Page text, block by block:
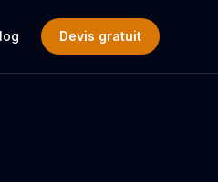
Devis gratuit